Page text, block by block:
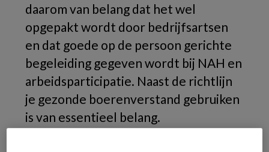
daarom van belang dat het wel
opgepakt wordt door bedrijfsartsen
en dat goede op de persoon gerichte
begeleiding gegeven wordt bij NAH en
arbeidsparticipatie. Naast de richtlijn
je gezonde boerenverstand gebruiken
is van essentieel belang.